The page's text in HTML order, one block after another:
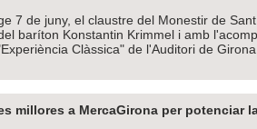
7 de juny, el claustre del Monestir de
baríton Konstantin Krimmel i amb
Clàssica" de l'Auditori de
millores a MercaGirona per potenciar